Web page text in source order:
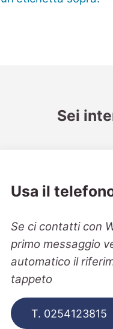
Sei
Usa il
Se ci contatti con
primo messaggio
automatico il
tappeto
T. 0254123815